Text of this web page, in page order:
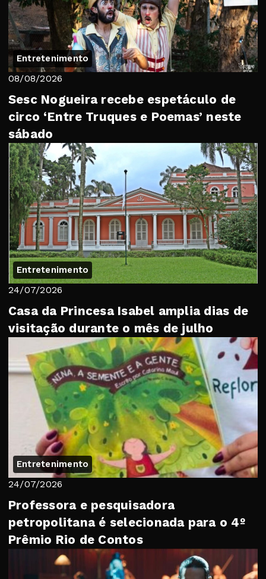
Entretenimento
08/08/2026
Sesc Nogueira recebe espetáculo de
circo ‘Entre Truques e Poemas’ neste
sábado
Entretenimento
24/07/2026
Casa da Princesa Isabel amplia dias de
visitação durante o mês de julho
Entretenimento
24/07/2026
Professora e pesquisadora
petropolitana é selecionada para o 4º
Prêmio Rio de Contos